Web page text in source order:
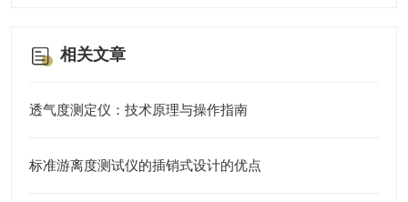
相关文章
透气度测定仪：技术原理与操作指南
标准游离度测试仪的插销式设计的优点